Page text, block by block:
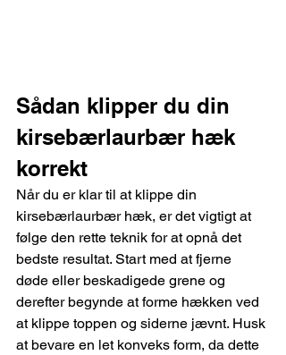
Sådan klipper du din
kirsebærlaurbær hæk
korrekt
Når du er klar til at klippe din
kirsebærlaurbær hæk, er det vigtigt at
følge den rette teknik for at opnå det
bedste resultat. Start med at fjerne
døde eller beskadigede grene og
derefter begynde at forme hækken ved
at klippe toppen og siderne jævnt. Husk
at bevare en let konveks form, da dette